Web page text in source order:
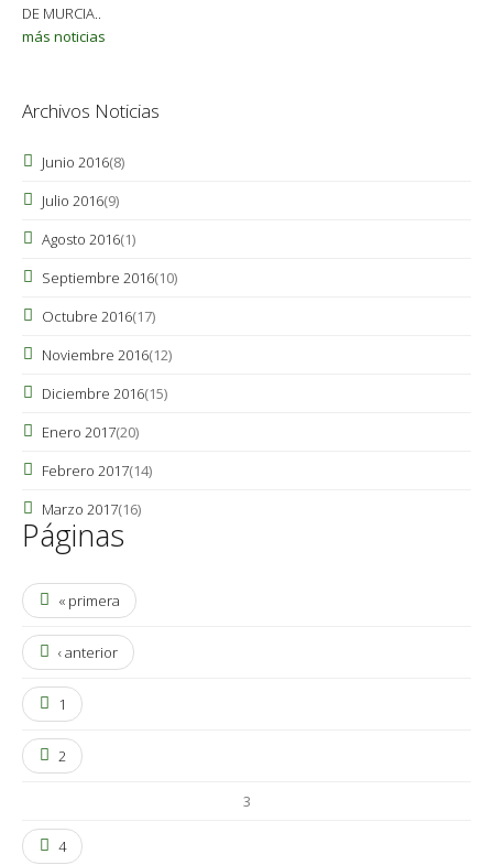
DE MURCIA..
más noticias
Archivos Noticias
Junio 2016(8)
Julio 2016(9)
Agosto 2016(1)
Septiembre 2016(10)
Octubre 2016(17)
Noviembre 2016(12)
Diciembre 2016(15)
Enero 2017(20)
Febrero 2017(14)
Marzo 2017(16)
Páginas
« primera
‹ anterior
1
2
3
4